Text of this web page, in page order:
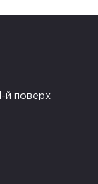
й поверх